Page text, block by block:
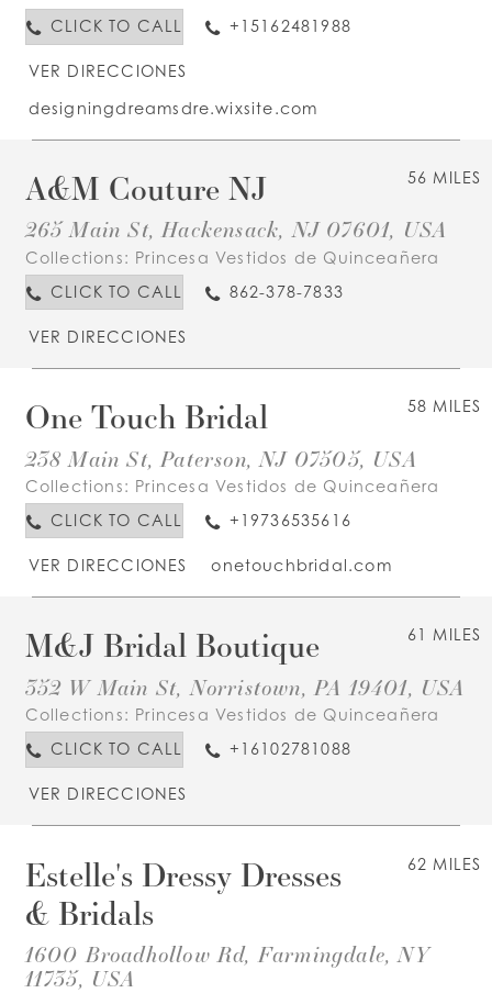
CLICK TO CALL
+15162481988
VER DIRECCIONES
designingdreamsdre.wixsite.com
56 MILES
A&M Couture NJ
265 Main St, Hackensack, NJ 07601, USA
Collections: Princesa Vestidos de Quinceañera
CLICK TO CALL
862-378-7833
VER DIRECCIONES
58 MILES
One Touch Bridal
238 Main St, Paterson, NJ 07505, USA
Collections: Princesa Vestidos de Quinceañera
CLICK TO CALL
+19736535616
VER DIRECCIONES onetouchbridal.com
61 MILES
M&J Bridal Boutique
352 W Main St, Norristown, PA 19401, USA
Collections: Princesa Vestidos de Quinceañera
CLICK TO CALL
+16102781088
VER DIRECCIONES
62 MILES
Estelle's Dressy Dresses
& Bridals
1600 Broadhollow Rd, Farmingdale, NY
11735, USA